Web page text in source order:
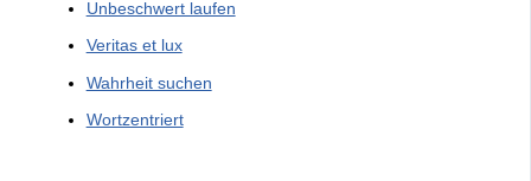
Unbeschwert laufen
Veritas et lux
Wahrheit suchen
Wortzentriert